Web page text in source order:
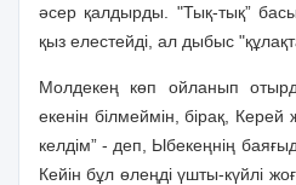
әсер қалдырды. "Тық-тық”
қыз елестейдi, ал дыбыс
Молдекең көп ойланып
екенiн бiлмеймiн, бiрақ, Керей
келдiм” - деп, Ыбекеңнiң
Кейiн бұл өлеңдi үшты-күйлi